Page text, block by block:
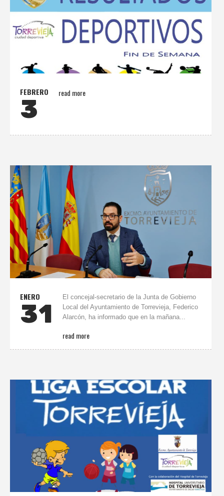
FEBRERO
3
read more
ENERO
31
El concejal-secretario de la Junta de Gobierno
Local del Ayuntamiento de Torrevieja, Federico
Alarcón, ha informado que en la mañana...
read more